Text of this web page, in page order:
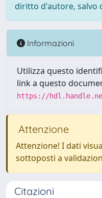
diritto d'autore, salvo
Informazioni
Utilizza questo
link a questo
https://
Attenzione
Attenzione! I dati
sottoposti a
Citazioni